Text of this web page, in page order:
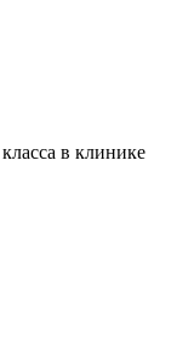
в клинике